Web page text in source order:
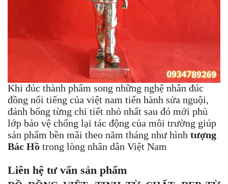
Khi đúc thành phẩm song những nghệ nhân đúc
đồng nổi tiếng của việt nam tiến hành sửa nguội,
đánh bống từng chi tiết nhỏ nhất sau đó mới phủ
lớp bảo vệ chống lại tác động của môi trường giúp
sản phẩm bền mãi theo năm tháng như hình tượng
Bác Hồ trong lòng nhân dân Việt Nam
Liên hệ tư vấn sản phẩm